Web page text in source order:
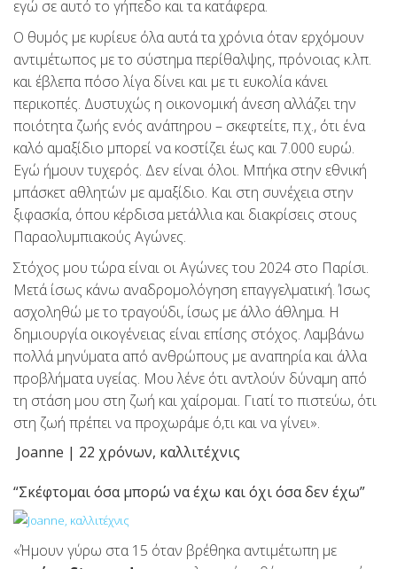
εγώ σε αυτό το γήπεδο και τα κατάφερα.
Ο θυμός με κυρίευε όλα αυτά τα χρόνια όταν ερχόμουν
αντιμέτωπος με το σύστημα περίθαλψης, πρόνοιας κ.λπ.
και έβλεπα πόσο λίγα δίνει και με τι ευκολία κάνει
περικοπές. Δυστυχώς η οικονομική άνεση αλλάζει την
ποιότητα ζωής ενός ανάπηρου – σκεφτείτε, π.χ., ότι ένα
καλό αμαξίδιο μπορεί να κοστίζει έως και 7.000 ευρώ.
Εγώ ήμουν τυχερός. Δεν είναι όλοι. Μπήκα στην εθνική
μπάσκετ αθλητών με αμαξίδιο. Και στη συνέχεια στην
ξιφασκία, όπου κέρδισα μετάλλια και διακρίσεις στους
Παραολυμπιακούς Αγώνες.
Στόχος μου τώρα είναι οι Αγώνες του 2024 στο Παρίσι.
Μετά ίσως κάνω αναδρομολόγηση επαγγελματική. Ίσως
ασχοληθώ με το τραγούδι, ίσως με άλλο άθλημα. Η
δημιουργία οικογένειας είναι επίσης στόχος. Λαμβάνω
πολλά μηνύματα από ανθρώπους με αναπηρία και άλλα
προβλήματα υγείας. Μου λένε ότι αντλούν δύναμη από
τη στάση μου στη ζωή και χαίρομαι. Γιατί το πιστεύω, ότι
στη ζωή πρέπει να προχωράμε ό,τι και να γίνει».
Joanne | 22 χρόνων, καλλιτέχνις
“Σκέφτομαι όσα μπορώ να έχω και όχι όσα δεν έχω”
«Ήμουν γύρω στα 15 όταν βρέθηκα αντιμέτωπη με